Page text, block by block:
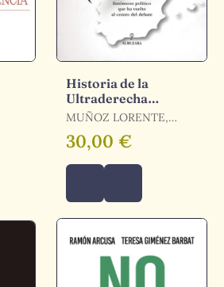
Historia de la
Ultraderecha
Española
MUÑOZ LORENTE,
30,00 €